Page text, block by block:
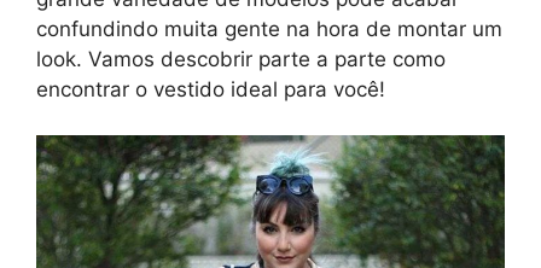
confundindo muita gente na hora de montar um
look. Vamos descobrir parte a parte como
encontrar o vestido ideal para você!